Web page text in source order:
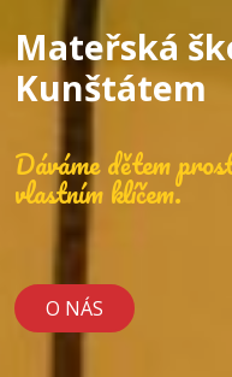
Mateřská
Kunštátem
Dáváme dětem
vlastním klíčem.
O NÁS